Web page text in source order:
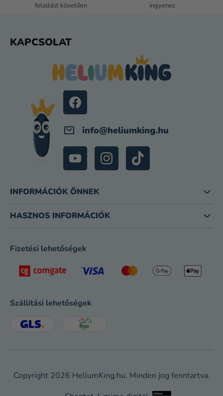
I
feladást követően
ingyenes
KAPCSOLAT
info@heliumking.hu
INFORMÁCIÓK ÖNNEK
HASZNOS INFORMÁCIÓK
Fizetési lehetőségek
Szállítási lehetőségek
Copyright 2026 HeliumKing.hu. Minden jog fenntartva.